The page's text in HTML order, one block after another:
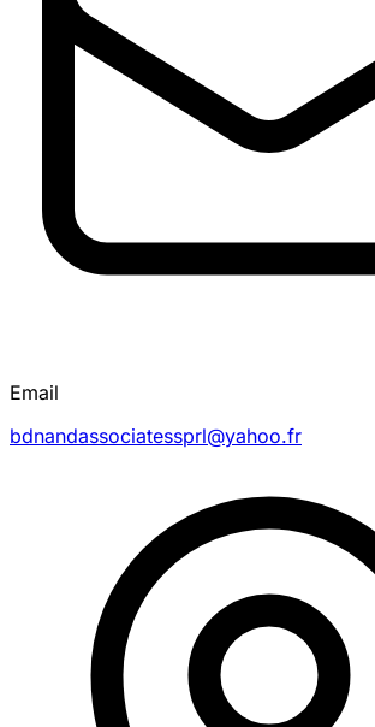
Email
bdnandassociatessprl@yahoo.fr